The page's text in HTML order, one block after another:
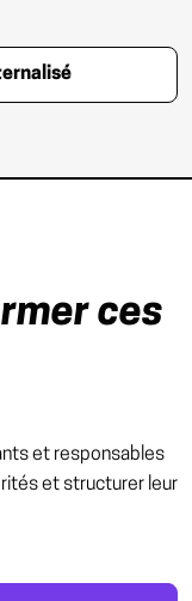
ces
et responsables
et structurer leur